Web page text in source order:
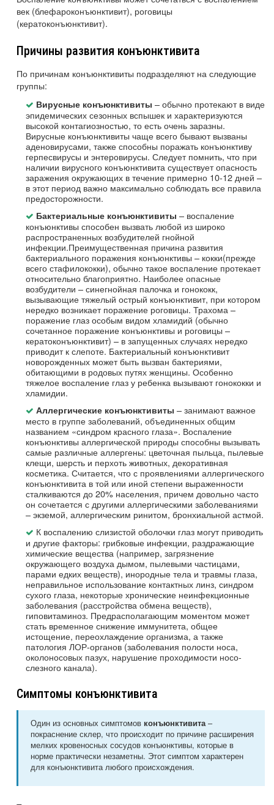
век (блефароконъюнктивит), роговицы
(кератоконъюнктивит).
Причины развития конъюнктивита
По причинам конъюнктивиты подразделяют на следующие
группы:
Вирусные конъюнктивиты – обычно протекают в виде
эпидемических сезонных вспышек и характеризуются
высокой контагиозностью, то есть очень заразны.
Вирусные конъюнктивиты чаще всего бывают вызваны
аденовирусами, также способны поражать конъюнктиву
герпесвирусы и энтеровирусы. Следует помнить, что при
наличии вирусного конъюнктивита существует опасность
заражения окружающих в течение примерно 10-12 дней –
в этот период важно максимально соблюдать все правила
предосторожности.
Бактериальные конъюнктивиты – воспаление
конъюнктивы способен вызвать любой из широко
распространенных возбудителей гнойной
инфекции.Преимущественная причина развития
бактериального поражения конъюнктивы – кокки(прежде
всего стафилококки), обычно такое воспаление протекает
относительно благоприятно. Наиболее опасные
возбудители – синегнойная палочка и гонококк,
вызывающие тяжелый острый конъюнктивит, при котором
нередко возникает поражение роговицы. Трахома –
поражение глаз особым видом хламидий (обычно
сочетанное поражение конъюнктивы и роговицы –
кератоконъюнктивит) – в запущенных случаях нередко
приводит к слепоте. Бактериальный конъюнктивит
новорожденных может быть вызван бактериями,
обитающими в родовых путях женщины. Особенно
тяжелое воспаление глаз у ребенка вызывают гонококки и
хламидии.
Аллергические конъюнктивиты – занимают важное
место в группе заболеваний, объединенных общим
названием «синдром красного глаза». Воспаление
конъюнктивы аллергической природы способны вызывать
самые различные аллергены: цветочная пыльца, пылевые
клещи, шерсть и перхоть животных, декоративная
косметика. Считается, что с проявлениями аллергического
конъюнктивита в той или иной степени выраженности
сталкиваются до 20% населения, причем довольно часто
он сочетается с другими аллергическими заболеваниями
– экземой, аллергическим ринитом, бронхиальной астмой.
К воспалению слизистой оболочки глаз могут приводить
и другие факторы: грибковые инфекции, раздражающие
химические вещества (например, загрязнение
окружающего воздуха дымом, пылевыми частицами,
парами едких веществ), инородные тела и травмы глаза,
неправильное использование контактных линз, синдром
сухого глаза, некоторые хронические неинфекционные
заболевания (расстройства обмена веществ),
гиповитаминоз. Предрасполагающим моментом может
стать временное снижение иммунитета, общее
истощение, переохлаждение организма, а также
патология ЛОР-органов (заболевания полости носа,
околоносовых пазух, нарушение проходимости носо-
слезного канала).
Симптомы конъюнктивита
Один из основных симптомов конъюнктивита–
покраснение склер, что происходит по причине расширения
мелких кровеносных сосудов конъюнктивы, которые в
норме практически незаметны. Этот симптом характерен
для конъюнктивита любого происхождения.